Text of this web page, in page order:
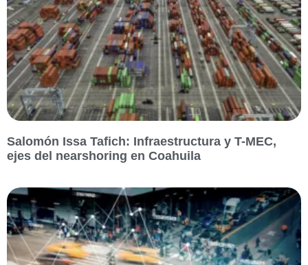
Salomón Issa Tafich: Infraestructura y T-MEC,
ejes del nearshoring en Coahuila